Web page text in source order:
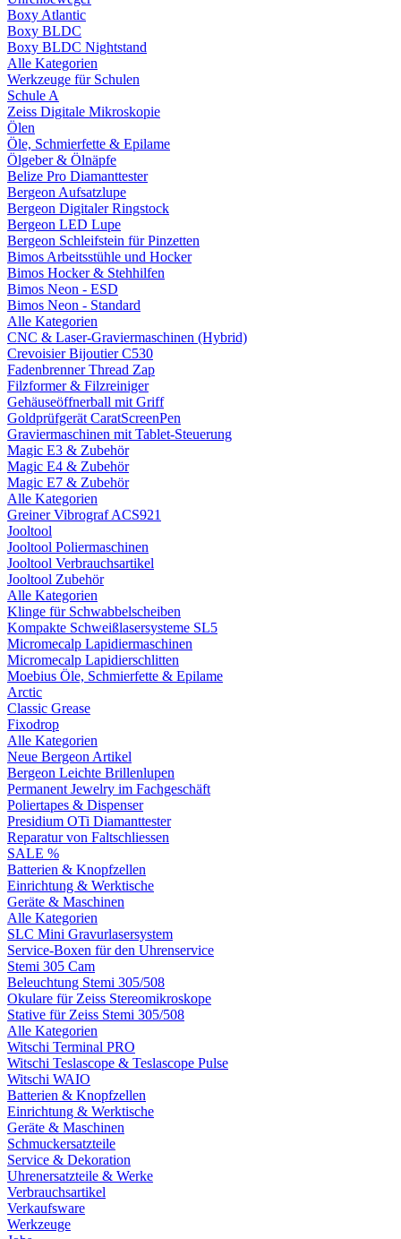
Boxy Atlantic
Boxy BLDC
Boxy BLDC Nightstand
Alle Kategorien
Werkzeuge für Schulen
Schule A
Zeiss Digitale Mikroskopie
Ölen
Öle, Schmierfette & Epilame
Ölgeber & Ölnäpfe
Belize Pro Diamanttester
Bergeon Aufsatzlupe
Bergeon Digitaler Ringstock
Bergeon LED Lupe
Bergeon Schleifstein für Pinzetten
Bimos Arbeitsstühle und Hocker
Bimos Hocker & Stehhilfen
Bimos Neon - ESD
Bimos Neon - Standard
Alle Kategorien
CNC & Laser-Graviermaschinen (Hybrid)
Crevoisier Bijoutier C530
Fadenbrenner Thread Zap
Filzformer & Filzreiniger
Gehäuseöffnerball mit Griff
Goldprüfgerät CaratScreenPen
Graviermaschinen mit Tablet-Steuerung
Magic E3 & Zubehör
Magic E4 & Zubehör
Magic E7 & Zubehör
Alle Kategorien
Greiner Vibrograf ACS921
Jooltool
Jooltool Poliermaschinen
Jooltool Verbrauchsartikel
Jooltool Zubehör
Alle Kategorien
Klinge für Schwabbelscheiben
Kompakte Schweißlasersysteme SL5
Micromecalp Lapidiermaschinen
Micromecalp Lapidierschlitten
Moebius Öle, Schmierfette & Epilame
Arctic
Classic Grease
Fixodrop
Alle Kategorien
Neue Bergeon Artikel
Bergeon Leichte Brillenlupen
Permanent Jewelry im Fachgeschäft
Poliertapes & Dispenser
Presidium OTi Diamanttester
Reparatur von Faltschliessen
SALE %
Batterien & Knopfzellen
Einrichtung & Werktische
Geräte & Maschinen
Alle Kategorien
SLC Mini Gravurlasersystem
Service-Boxen für den Uhrenservice
Stemi 305 Cam
Beleuchtung Stemi 305/508
Okulare für Zeiss Stereomikroskope
Stative für Zeiss Stemi 305/508
Alle Kategorien
Witschi Terminal PRO
Witschi Teslascope & Teslascope Pulse
Witschi WAIO
Batterien & Knopfzellen
Einrichtung & Werktische
Geräte & Maschinen
Schmuckersatzteile
Service & Dekoration
Uhrenersatzteile & Werke
Verbrauchsartikel
Verkaufsware
Werkzeuge